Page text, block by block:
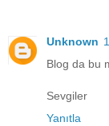
Unknown
Blog da bu
Sevgiler
Yanıtla